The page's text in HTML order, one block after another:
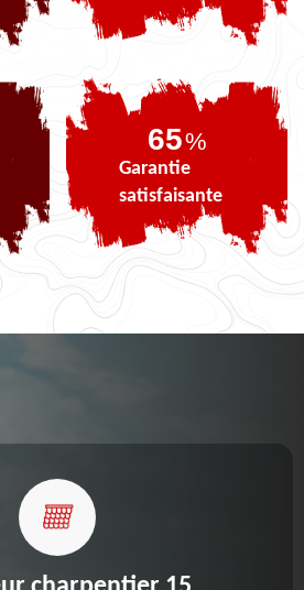
82%
Garantie
satisfaisante